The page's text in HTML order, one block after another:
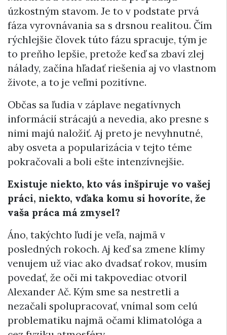
úzkostným stavom. Je to v podstate prvá
fáza vyrovnávania sa s drsnou realitou. Čím
rýchlejšie človek túto fázu spracuje, tým je
to preňho lepšie, pretože keď sa zbaví zlej
nálady, začína hľadať riešenia aj vo vlastnom
živote, a to je veľmi pozitívne.
Občas sa ľudia v záplave negatívnych
informácií strácajú a nevedia, ako presne s
nimi majú naložiť. Aj preto je nevyhnutné,
aby osveta a popularizácia v tejto téme
pokračovali a boli ešte intenzívnejšie.
Existuje niekto, kto vás inšpiruje vo vašej
práci, niekto, vďaka komu si hovoríte, že
vaša práca má zmysel?
Áno, takýchto ľudí je veľa, najmä v
posledných rokoch. Aj keď sa zmene klímy
venujem už viac ako dvadsať rokov, musím
povedať, že oči mi takpovediac otvoril
Alexander Ač. Kým sme sa nestretli a
nezačali spolupracovať, vnímal som celú
problematiku najmä očami klimatológa a